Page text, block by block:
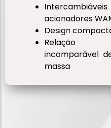
acionadores
Design
Relação
incomparável
massa